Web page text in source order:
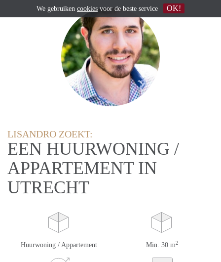
LISANDRO ZOEKT:
EEN HUURWONING /
APPARTEMENT IN
UTRECHT
Huurwoning / Appartement Min. 30 m2
We gebruiken cookiesvoor de beste service OK!